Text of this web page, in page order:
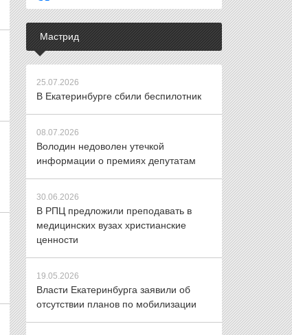
Мастрид
25.07.2026
В Екатеринбурге сбили беспилотник
08.07.2026
Володин недоволен утечкой
информации о премиях депутатам
30.06.2026
В РПЦ предложили преподавать в
медицинских вузах христианские
ценности
19.05.2026
Власти Екатеринбурга заявили об
отсутствии планов по мобилизации